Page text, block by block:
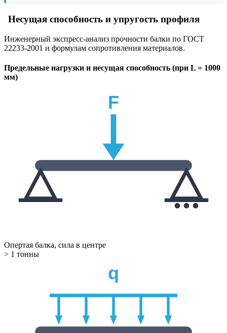
Несущая способность и упругость профиля
Инженерный экспресс-анализ прочности балки по ГОСТ
22233-2001 и формулам сопротивления материалов.
Предельные нагрузки и несущая способность (при L = 1000
мм)
F
Опертая балка, сила в центре
> 1 тонны
q